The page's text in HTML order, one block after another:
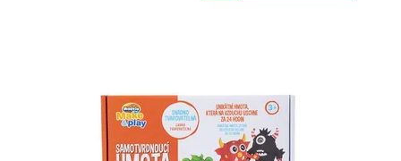
Dostupnost: Skladem>3
11931
MAC TOYS